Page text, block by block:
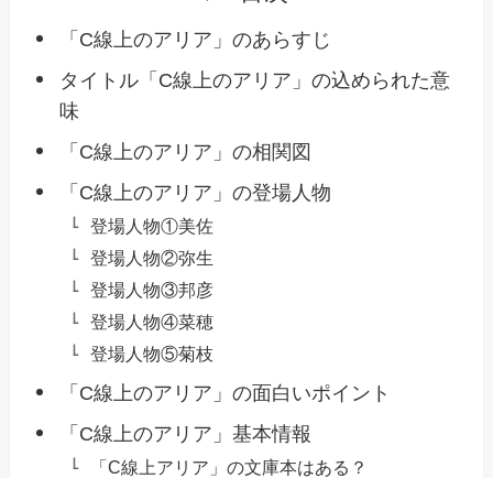
「C線上のアリア」のあらすじ
タイトル「C線上のアリア」の込められた意
味
「C線上のアリア」の相関図
「C線上のアリア」の登場人物
登場人物①美佐
登場人物②弥生
登場人物③邦彦
登場人物④菜穂
登場人物⑤菊枝
「C線上のアリア」の面白いポイント
「C線上のアリア」基本情報
「C線上アリア」の文庫本はある？